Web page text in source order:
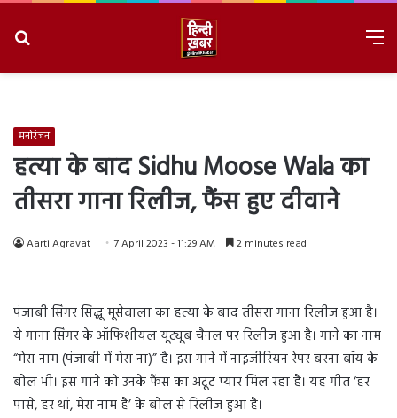
मनोरंजन
हत्या के बाद Sidhu Moose Wala का
तीसरा गाना रिलीज, फैंस हुए दीवाने
Aarti Agravat 7 April 2023 - 11:29 AM 2 minutes read
पंजाबी सिंगर सिद्धू मूसेवाला का हत्या के बाद तीसरा गाना रिलीज हुआ है।
ये गाना सिंगर के ऑफिशीयल यूट्यूब चैनल पर रिलीज हुआ है। गाने का नाम
“मेरा नाम (पंजाबी में मेरा ना)” है। इस गाने में नाइजीरियन रेपर बरना बॉय के
बोल भी। इस गाने को उनके फैंस का अटूट प्यार मिल रहा है। यह गीत ‘हर
पासे, हर थां, मेरा नाम है’ के बोल से रिलीज हुआ है।